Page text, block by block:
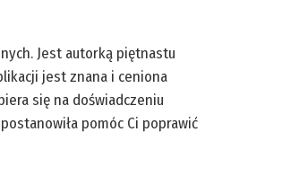
Jest autorką piętnastu
jest znana i ceniona
się na doświadczeniu
pomóc Ci poprawić